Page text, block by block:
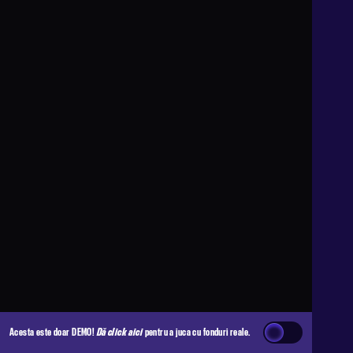
Acesta este doar DEMO!Dă click aicipentru a juca cu fonduri reale.